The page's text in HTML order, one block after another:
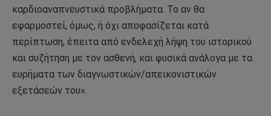
καρδιοαναπνευστικά προβλήματα. Το αν θα
εφαρμοστεί, όμως, ή όχι αποφασίζεται κατά
περίπτωση, έπειτα από ενδελεχή λήψη του ιστορικού
και συζήτηση με τον ασθενή, και φυσικά ανάλογα με τα
ευρήματα των διαγνωστικών/απεικονιστικών
εξετάσεών του».